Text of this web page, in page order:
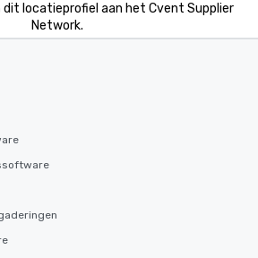
2.5 hours; our longest
dit locatieprofiel aan het Cvent Supplier
Network.